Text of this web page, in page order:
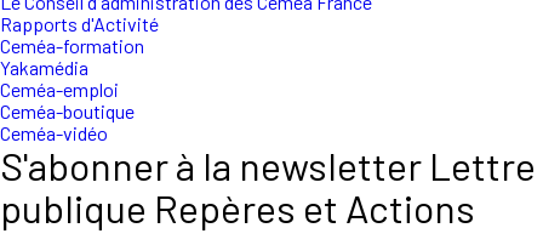
Rapports d'Activité
Ceméa-formation
Yakamédia
Ceméa-emploi
Ceméa-boutique
Ceméa-vidéo
S'abonner à la newsletter Lettre
publique Repères et Actions